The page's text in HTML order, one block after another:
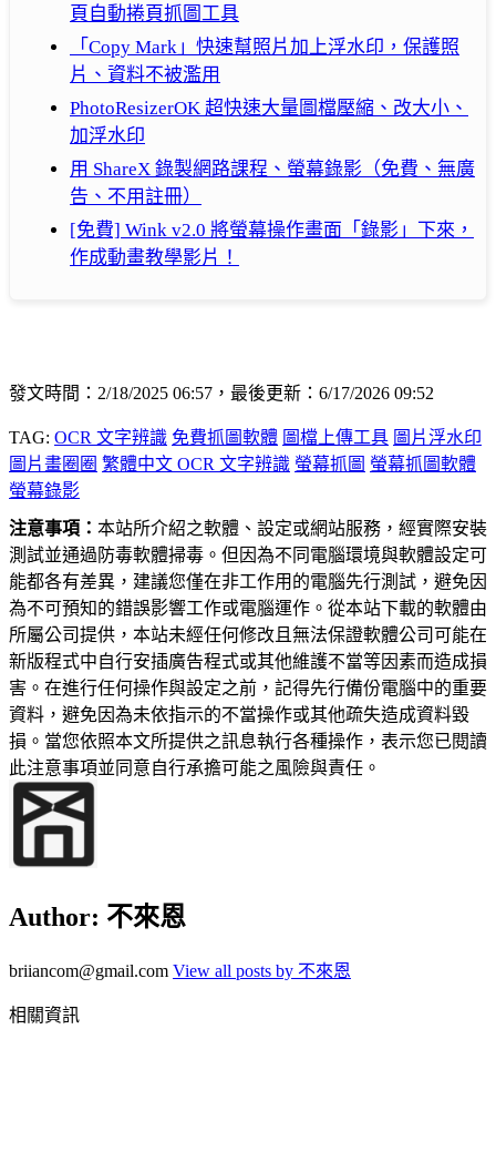
頁自動捲頁抓圖工具
「Copy Mark」快速幫照片加上浮水印，保護照
片、資料不被濫用
PhotoResizerOK 超快速大量圖檔壓縮、改大小、
加浮水印
用 ShareX 錄製網路課程、螢幕錄影（免費、無廣
告、不用註冊）
[免費] Wink v2.0 將螢幕操作畫面「錄影」下來，
作成動畫教學影片！
發文時間：2/18/2025 06:57，最後更新：6/17/2026 09:52
TAG: OCR 文字辨識 免費抓圖軟體 圖檔上傳工具 圖片浮水印
圖片畫圈圈 繁體中文 OCR 文字辨識 螢幕抓圖 螢幕抓圖軟體
螢幕錄影
注意事項： 本站所介紹之軟體、設定或網站服務，經實際安裝
測試並通過防毒軟體掃毒。但因為不同電腦環境與軟體設定可
能都各有差異，建議您僅在非工作用的電腦先行測試，避免因
為不可預知的錯誤影響工作或電腦運作。從本站下載的軟體由
所屬公司提供，本站未經任何修改且無法保證軟體公司可能在
新版程式中自行安插廣告程式或其他維護不當等因素而造成損
害。在進行任何操作與設定之前，記得先行備份電腦中的重要
資料，避免因為未依指示的不當操作或其他疏失造成資料毀
損。當您依照本文所提供之訊息執行各種操作，表示您已閱讀
此注意事項並同意自行承擔可能之風險與責任。
Author: 不來恩
briiancom@gmail.com View all posts by 不來恩
相關資訊